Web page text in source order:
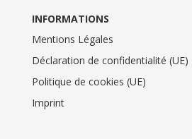
INFORMATIONS
Mentions Légales
Déclaration de confidentialité (UE)
Politique de cookies (UE)
Imprint